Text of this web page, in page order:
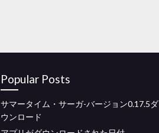
Popular Posts
サマータイム・サーガ-バージョン0.17.5ダ
ウンロード